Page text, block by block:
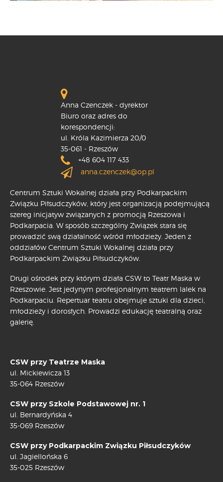
Anna Czenczek - dyrektor
Biuro oraz adres do
korespondencji:
ul. Króla Kazimierza 20/0
35-061 - Rzeszów
+48 604 117 433
anna.czenczek@op.pl
Centrum Sztuki Wokalnej działa przy Podkarpackim
Związku Piłsudczyków, który jest organizacją podejmującą
szereg inicjatyw związanych z promocją Rzeszowa i
Podkarpacia. W sposób szczególny Związek stara się
prowadzić swą działalność wśród młodzieży. Jeden z
oddziałów Centrum Sztuki Wokalnej działa przy
Podkarpackim Związku Piłsudczyków.
Drugi ośrodek przy którym działa CSW to Teatr Maska w
Rzeszowie. Jest jedynym profesjonalnym teatrem lalek na
Podkarpaciu. Repertuar teatru obejmuje sztuki dla dzieci,
młodzieży i dorosłych. Prowadzi edukację teatralną oraz
galerię.
CSW przy Teatrze Maska
ul. Mickiewicza 13
35-064 Rzeszów
CSW przy Szkole Podstawowej nr. 1
ul. Bernardyńska 4
35-069 Rzeszów
CSW przy Podkarpackim Związku Piłsudczyków
ul. Jagiellońska 6
35-025 Rzeszów